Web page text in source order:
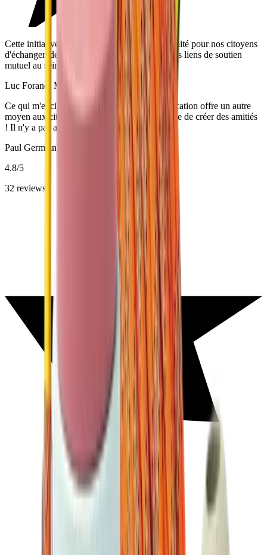
Cette initiative représente une grande opportunité pour nos citoyens
d'échanger, de communiquer et de renforcer les liens de soutien
mutuel au sein de notre communauté.
Luc Forand, Maire de Saint-Césaire
Ce qui m'excite le plus, c'est le fait que l'application offre un autre
moyen aux citoyens de se contacter et peut-être de créer des amitiés
! Il n'y a pas assez de voisins qui se parlent.
Paul Germain, Maire de Prévost
4.8/5
32 reviews